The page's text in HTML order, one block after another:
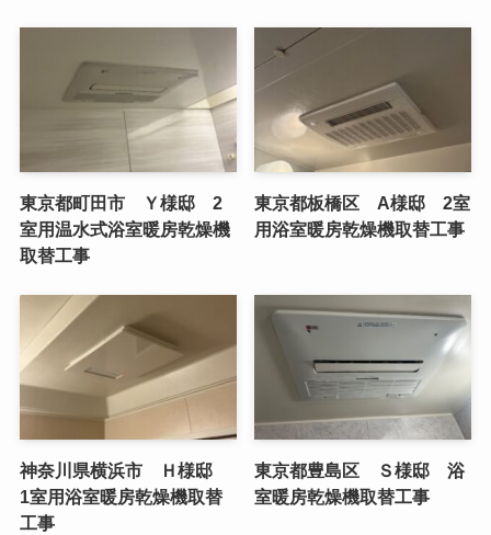
東京都町田市 Ｙ様邸 2
室用温水式浴室暖房乾燥機
取替工事
東京都板橋区 A様邸 2室
用浴室暖房乾燥機取替工事
神奈川県横浜市 Ｈ様邸
1室用浴室暖房乾燥機取替
工事
東京都豊島区 Ｓ様邸 浴
室暖房乾燥機取替工事